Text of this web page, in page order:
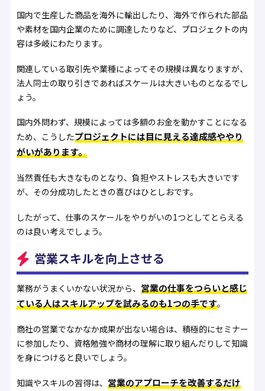
国内で生産した商品を海外に輸出したり、海外で作られた部品
や素材を国内企業のために調達したりなど、プロジェクトの内
容は多岐にわたります。
関連している取引先や業種によってその規模は異なりますが、
法人同士の取り引きであればスケールは大きいものとなるでし
ょう。
国内外問わず、規模によっては多額のお金を動かすことになる
ため、こうしたプロジェクトには目に見える達成感ややり
がいがあります。
当然責任も大きなものとなり、負担やストレスも大きいです
が、その分成功したときの喜びはひとしおです。
したがって、仕事のスケールをやりがいの1つとしてとらえる
のは良い考えでしょう。
営業スキルを向上させる
業務がうまくいかない状況から、 営業の仕事をつらいと感じ
ている人はスキルアップを試みるのも1つの手です。
商社の営業でなかなか成果が出ない場合は、積極的にセミナー
に参加したり、資格勉強や商材の理解に取り組んだりして知識
を身につけると良いでしょう。
知識やスキルの習得は、 営業のアプローチを改善するだけ